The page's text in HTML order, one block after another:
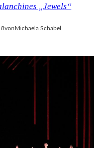
„Jewels“
von Michaela Schabel